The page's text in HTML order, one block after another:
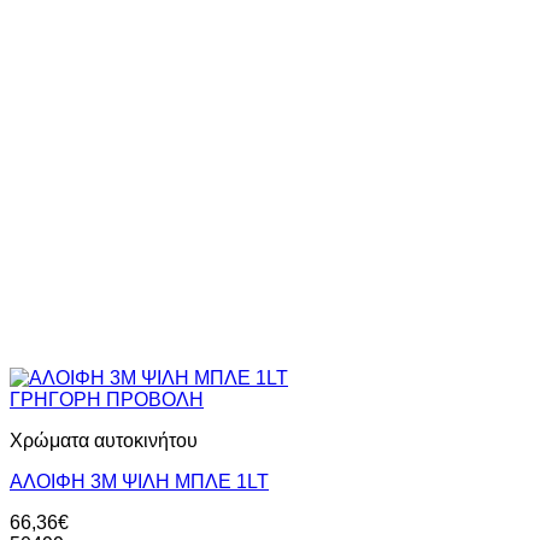
ΓΡΗΓΟΡΗ ΠΡΟΒΟΛΗ
Χρώματα αυτοκινήτου
ΑΛΟΙΦΗ 3Μ ΨΙΛΗ ΜΠΛΕ 1LT
66,36€